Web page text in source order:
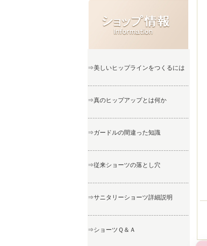
⇒美しいヒップラインをつくるには
⇒真のヒップアップとは何か
⇒ガードルの間違った知識
⇒従来ショーツの落とし穴
⇒サニタリーショーツ詳細説明
⇒ショーツＱ＆Ａ